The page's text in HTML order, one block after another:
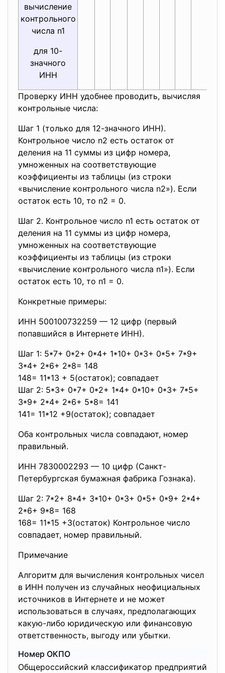
вычисление
контрольного
числа n1
для 10-
значного
ИНН
Проверку ИНН удобнее проводить, вычисляя
контрольные числа:
Шаг 1 (только для 12-значного ИНН).
Контрольное число n2 есть остаток от
деления на 11 суммы из цифр номера,
умноженных на соответствующие
коэффициенты из таблицы (из строки
«вычисление контрольного числа n2»). Если
остаток есть 10, то n2 = 0.
Шаг 2. Контрольное число n1 есть остаток от
деления на 11 суммы из цифр номера,
умноженных на соответствующие
коэффициенты из таблицы (из строки
«вычисление контрольного числа n1»). Если
остаток есть 10, то n1 = 0.
Конкретные примеры:
ИНН 500100732259 — 12 цифр (первый
попавшийся в Интернете ИНН).
Шаг 1: 5*7+ 0*2+ 0*4+ 1*10+ 0*3+ 0*5+ 7*9+
3*4+ 2*6+ 2*8= 148
148= 11*13 + 5(остаток); совпадает
Шаг 2: 5*3+ 0*7+ 0*2+ 1*4+ 0*10+ 0*3+ 7*5+
3*9+ 2*4+ 2*6+ 5*8= 141
141= 11*12 +9(остаток); совпадает
Оба контрольных числа совпадают, номер
правильный.
ИНН 7830002293 — 10 цифр (Санкт-
Петербургская бумажная фабрика Гознака).
Шаг 2: 7*2+ 8*4+ 3*10+ 0*3+ 0*5+ 0*9+ 2*4+
2*6+ 9*8= 168
168= 11*15 +3(остаток) Контрольное число
совпадает, номер правильный.
Примечание
Алгоритм для вычисления контрольных чисел
в ИНН получен из случайных неофициальных
источников в Интернете и не может
использоваться в случаях, предполагающих
какую-либо юридическую или финансовую
ответственность, выгоду или убытки.
Номер ОКПО
Общероссийский классификатор предприятий